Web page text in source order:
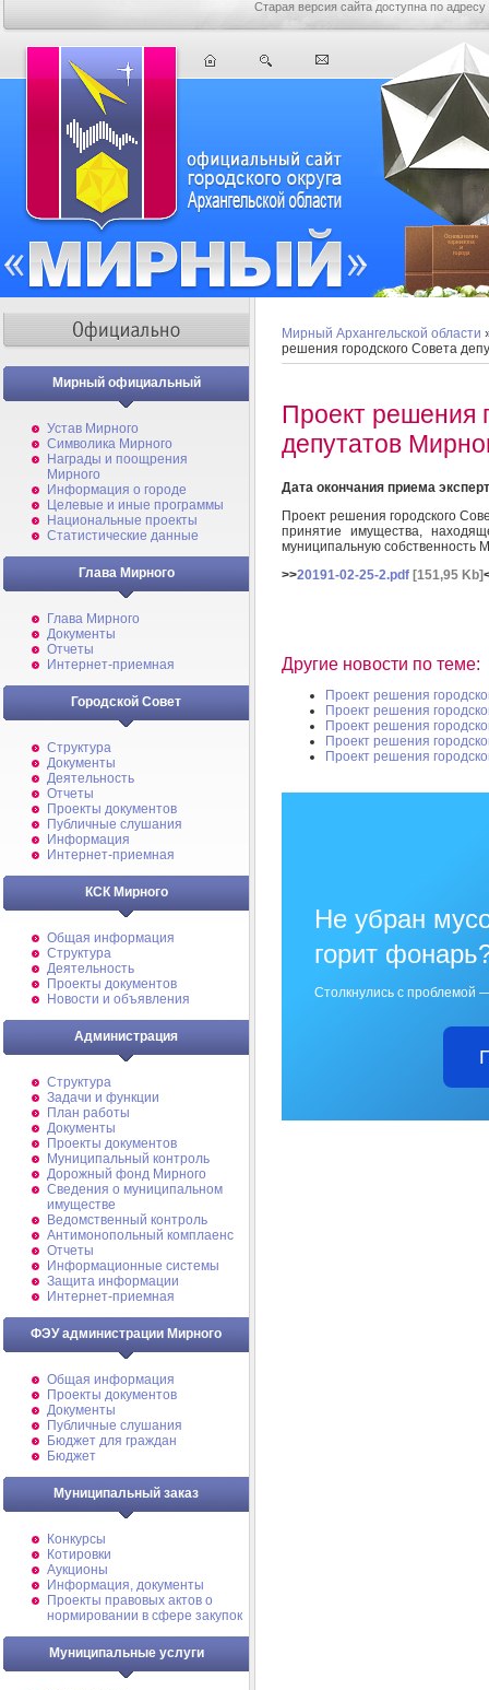
Старая версия сайта доступна по адресу
Мирный официальный
Устав Мирного
Символика Мирного
Награды и поощрения
Мирного
Информация о городе
Целевые и иные программы
Национальные проекты
Статистические данные
Глава Мирного
Глава Мирного
Документы
Отчеты
Интернет-приемная
Городской Совет
Структура
Документы
Деятельность
Отчеты
Проекты документов
Публичные слушания
Информация
Интернет-приемная
КСК Мирного
Общая информация
Структура
Деятельность
Проекты документов
Новости и объявления
Администрация
Структура
Задачи и функции
План работы
Документы
Проекты документов
Муниципальный контроль
Дорожный фонд Мирного
Cведения о муниципальном
имуществе
Ведомственный контроль
Антимонопольный комплаенс
Отчеты
Информационные системы
Защита информации
Интернет-приемная
ФЭУ администрации Мирного
Общая информация
Проекты документов
Документы
Публичные слушания
Бюджет для граждан
Бюджет
Муниципальный заказ
Конкурсы
Котировки
Аукционы
Информация, документы
Проекты правовых актов о
нормировании в сфере закупок
Муниципальные услуги
Мирный Архангельской области
решения городского Совета
Проект решения
депутатов
Дата окончания приема
Проект решения городского
принятие имущества,
муниципальную собственность
>>20191-02-25-2.pdf [151,95 Kb]
Другие новости по теме:
Проект решения
Проект решения
Проект решения
Проект решения
Проект решения
Не убран
горит
Столкнулись с проблемой